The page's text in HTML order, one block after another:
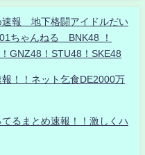
報 地下格闘アイドルだい
ちゃんねる BNK48 ！
GNZ48！STU48！SKE48
！！ネット乞食DE2000万
るまとめ速報！！激しくハ